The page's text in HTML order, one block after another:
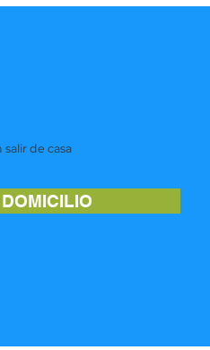
de casa